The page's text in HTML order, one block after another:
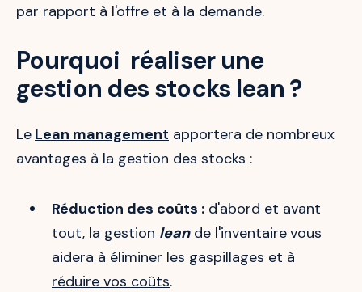
par rapport à l'offre et à la demande.
Pourquoi réaliser une
gestion des stocks lean ?
Le Lean management apportera de nombreux
avantages à la gestion des stocks :
Réduction des coûts : d'abord et avant
tout, la gestion leande l'inventairevous
aidera à éliminer les gaspillages et à
réduire vos coûts.